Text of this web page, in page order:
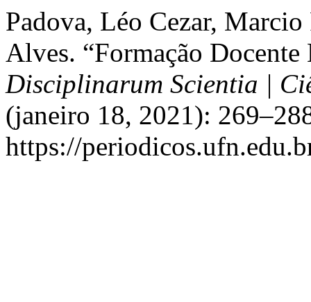
Padova, Léo Cezar,
Alves. “Formação
Disciplinarum Scientia |
(janeiro 18, 2021):
https://